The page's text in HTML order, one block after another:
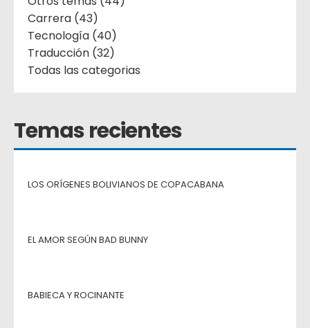
Carrera (43)
Tecnología (40)
Traducción (32)
Todas las categorias
Temas recientes
LOS ORÍGENES BOLIVIANOS DE COPACABANA
EL AMOR SEGÚN BAD BUNNY
BABIECA Y ROCINANTE